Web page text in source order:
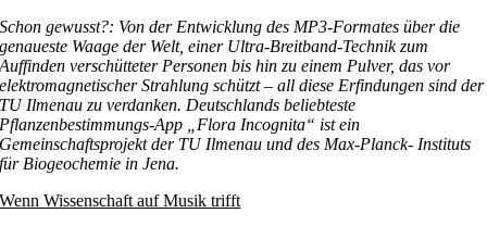
Schon gewusst?: Von der Entwicklung des MP3-Formates über die
genaueste Waage der Welt, einer Ultra-Breitband-Technik zum
Auffinden verschütteter Personen bis hin zueinem Pulver, das vor
elektromagnetischer Strahlung schützt – all diese Erfindungen sindder
TU Ilmenau zu verdanken. Deutschlands beliebteste
Pflanzenbestimmungs-App
„Flora Incognita“ ist ein
Gemeinschaftsprojekt der TU Ilmenau und des Max-Planck- Instituts
für Biogeochemie in Jena.
Wenn Wissenschaft auf Musik trifft